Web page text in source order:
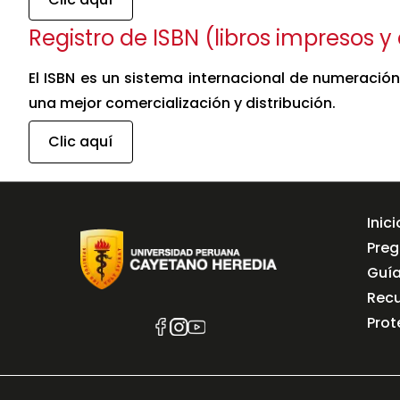
Registro de ISBN (libros impresos
El ISBN es un sistema internacional de
una mejor comercialización y distribución.
Clic aquí